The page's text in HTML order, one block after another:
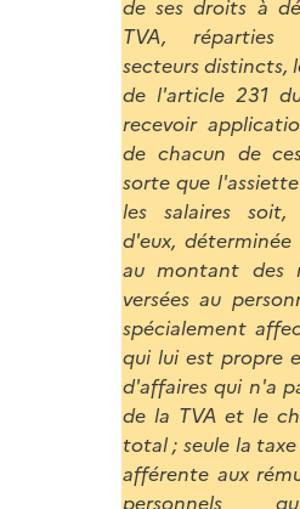
de ses droits à
TVA, réparties
secteurs distincts,
de l'article 231
recevoir
de chacun de
sorte que
les salaires
d'eux,
au montant des
versées au
spécialement
qui lui est propre
d'affaires qui n'a
de la TVA et le
total ; seule la taxe
afférente aux